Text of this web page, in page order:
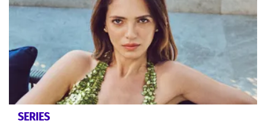
SERIES